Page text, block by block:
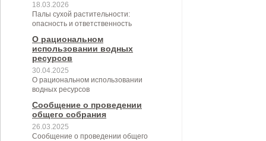
субъектов малого и среднего
предпринимательства» (с
изменениями от 26.04.2022 № 30/9-
сс)
18.03.2026
Палы сухой растительности:
опасность и ответственность
О рациональном
использовании водных
ресурсов
30.04.2025
О рациональном использовании
водных ресурсов
Сообщение о проведении
общего собрания
26.03.2025
Сообщение о проведении общего